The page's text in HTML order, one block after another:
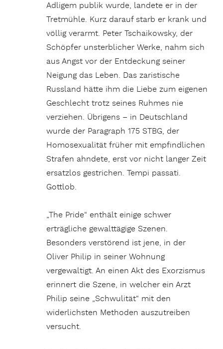
Adligem publik wurde, landete er in der
Tretmühle. Kurz darauf starb er krank und
völlig verarmt. Peter Tschaikowsky, der
Schöpfer unsterblicher Werke, nahm sich
aus Angst vor der Entdeckung seiner
Neigung das Leben. Das zaristische
Russland hätte ihm die Liebe zum eigenen
Geschlecht trotz seines Ruhmes nie
verziehen. Übrigens – in Deutschland
wurde der Paragraph 175 STBG, der
Homosexualität früher mit empfindlichen
Strafen ahndete, erst vor nicht langer Zeit
ersatzlos gestrichen. Tempi passati.
Gottlob.
„The Pride“ enthält einige schwer
erträgliche gewalttägige Szenen.
Besonders verstörend ist jene, in der
Oliver Philip in seiner Wohnung
vergewaltigt. An einen Akt des Exorzismus
erinnert die Szene, in welcher ein Arzt
Philip seine „Schwulität“ mit den
widerlichsten Methoden auszutreiben
versucht.